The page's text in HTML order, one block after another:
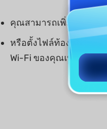
คุณสามารถเพิ่มเครื่องห
หรือตั้งไฟล์ท้องถิ่นเป็นเ
Wi-Fi ของคุณเพื่อตั้งเป็